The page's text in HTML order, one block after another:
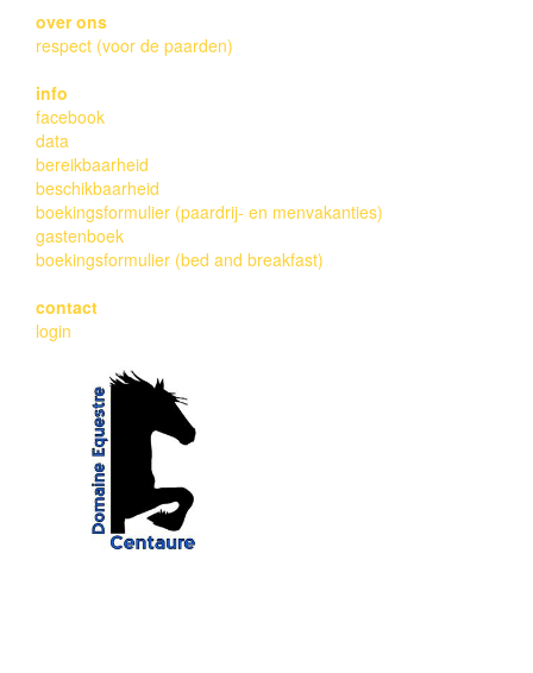
over ons
respect (voor de paarden)
info
facebook
data
bereikbaarheid
beschikbaarheid
boekingsformulier (paardrij- en menvakanties)
gastenboek
boekingsformulier (bed and breakfast)
contact
login